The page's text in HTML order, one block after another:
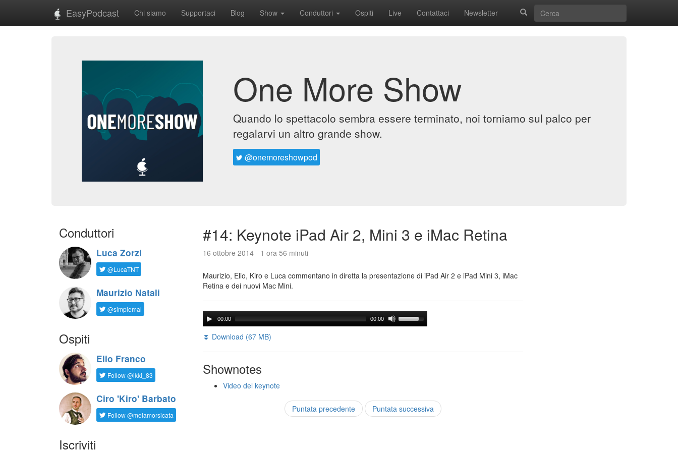
EasyPodcast Chi siamo Supportaci Blog Show Conduttori Ospiti Live Contattaci Newsletter
One More Show
Quando lo spettacolo sembra essere terminato, noi torniamo sul palco per
regalarvi un altro grande show.
@onemoreshowpod
Conduttori
Luca Zorzi
@LucaTNT
Maurizio Natali
@simplemal
Ospiti
Elio Franco
Follow @ikki_83
Ciro 'Kiro' Barbato
Follow @melamorsicata
Iscriviti
#14: Keynote iPad Air 2, Mini 3 e iMac Retina
16 ottobre 2014 - 1 ora 56 minuti
Maurizio, Elio, Kiro e Luca commentano in diretta la presentazione di iPad Air 2 e iPad Mini 3, iMac
Retina e dei nuovi Mac Mini.
00:00 00:00
⏬ Download (67 MB)
Shownotes
Video del keynote
Puntata precedente Puntata successiva